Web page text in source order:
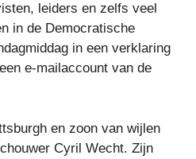
leiders en zelfs veel
in de Democratische
in een verklaring
e-mailaccount van de
en zoon van wijlen
Cyril Wecht. Zijn